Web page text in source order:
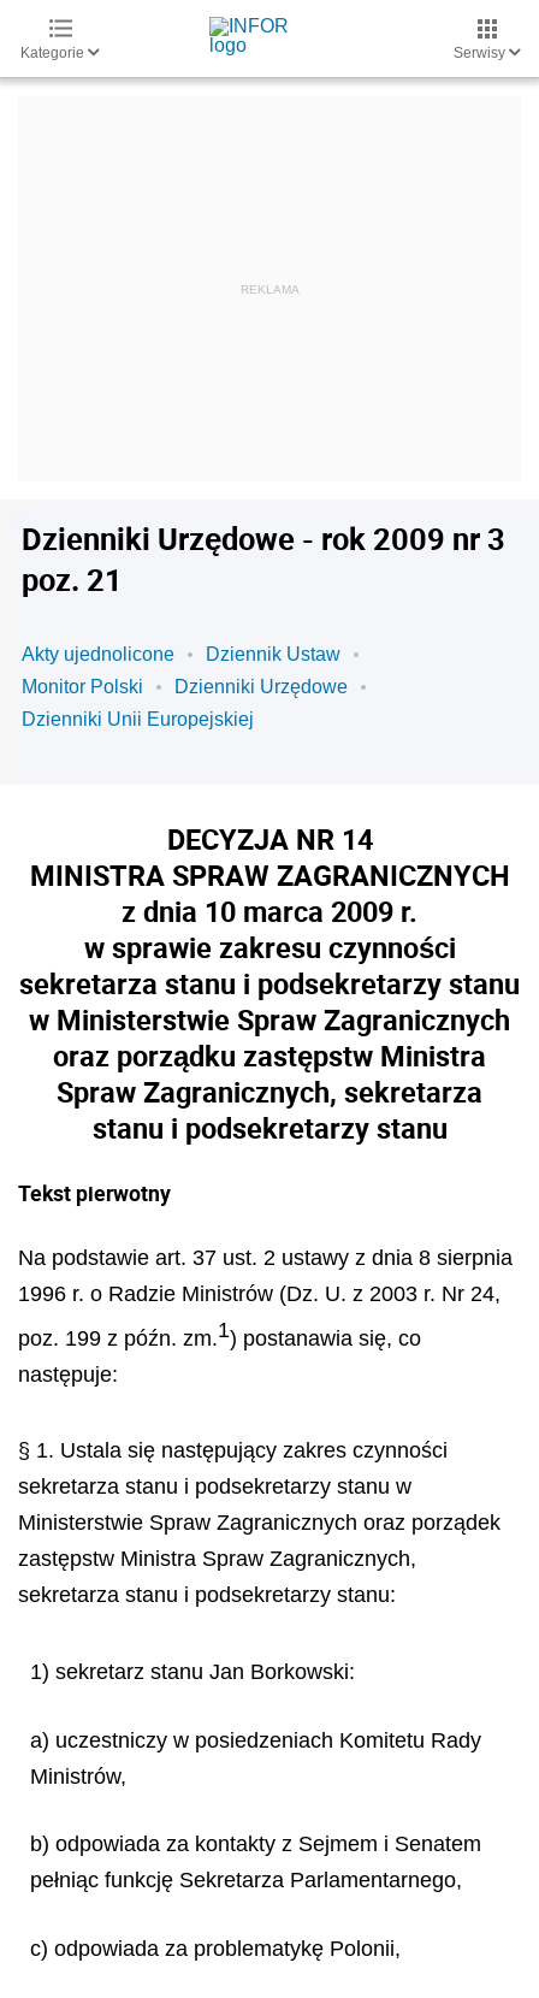
Kategorie Serwisy
Dzienniki Urzędowe - rok 2009 nr 3
poz. 21
Akty ujednolicone
Dziennik Ustaw
Monitor Polski
Dzienniki Urzędowe
Dzienniki Unii Europejskiej
DECYZJA NR 14
MINISTRA SPRAW ZAGRANICZNYCH
z dnia 10 marca 2009 r.
w sprawie zakresu czynności
sekretarza stanu i podsekretarzy stanu
w Ministerstwie Spraw Zagranicznych
oraz porządku zastępstw Ministra
Spraw Zagranicznych, sekretarza
stanu i podsekretarzy stanu
Tekst pierwotny
Na podstawie art. 37 ust. 2 ustawy z dnia 8 sierpnia
1996 r. o Radzie Ministrów (Dz. U. z 2003 r. Nr 24,
poz. 199 z późn. zm.1) postanawia się, co
następuje:
§ 1. Ustala się następujący zakres czynności
sekretarza stanu i podsekretarzy stanu w
Ministerstwie Spraw Zagranicznych oraz porządek
zastępstw Ministra Spraw Zagranicznych,
sekretarza stanu i podsekretarzy stanu:
1) sekretarz stanu Jan Borkowski:
a) uczestniczy w posiedzeniach Komitetu Rady
Ministrów,
b) odpowiada za kontakty z Sejmem i Senatem
pełniąc funkcję Sekretarza Parlamentarnego,
c) odpowiada za problematykę Polonii,